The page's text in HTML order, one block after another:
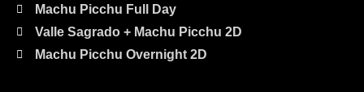
Machu Picchu Full Day
Valle Sagrado + Machu Picchu 2D
Machu Picchu Overnight 2D